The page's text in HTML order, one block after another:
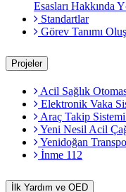
Esasları Hakkında
Standartlar
Görev Tanımı
Projeler
Acil Sağlık
Elektronik Vaka
Araç Takip
Yeni Nesil Acil
Yenidoğan
İnme 112
İlk Yardım ve OED